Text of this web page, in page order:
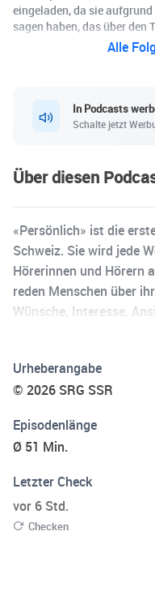
eingeladen, da sie
sagen haben, das über den
Alle
In Podcasts
Schalte jetzt
Über diesen
«Persönlich» ist die
Schweiz. Sie wird jede
Hörerinnen und Hörern
reden Menschen über
Wünsche, Interesse,
und über ihr Leben. Im
eingeladen, die
Urheberangabe
© 2026 SRG SSR
Episodenlänge
Ø 51 Min.
Letzter Check
vor 6 Std.
Checken